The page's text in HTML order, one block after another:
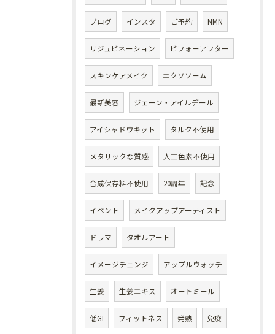
ブログ インスタ ご予約 NMN
リジュビネーション ビフォーアフター
スキンケアメイク エクソソーム
最新美容 ジェーン・アイルデール
アイシャドウキット タルク不使用
メタリックな質感 人工色素不使用
合成保存料不使用 20周年 記念
イベント メイクアップアーティスト
ドラマ タオルアート
イメージチェンジ アップルウォッチ
生姜 生姜エキス オートミール
低GI フィットネス 発熱 免疫